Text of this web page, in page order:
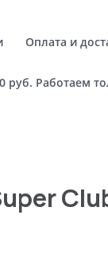
Оплата и
руб. Работаем